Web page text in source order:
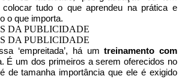
tudo o que aprendeu na prática e
o que importa.
DA PUBLICIDADE
DA PUBLICIDADE
‘empreitada’, há umtreinamento com
É um dos primeiros a serem oferecidos no
de tamanha importância que ele é exigido